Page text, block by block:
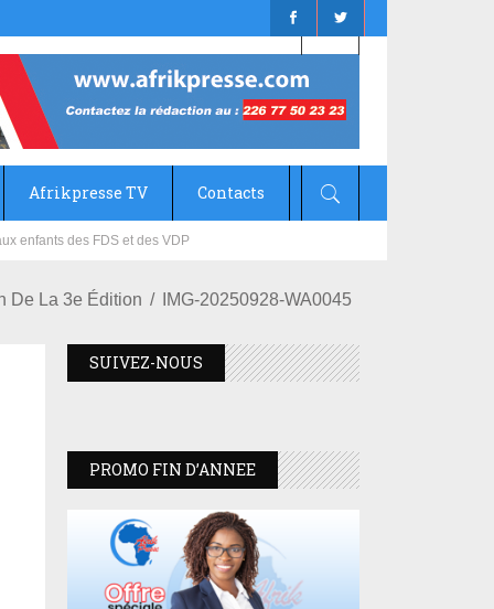
Afrikpresse TV Contacts
De La 3e Édition IMG-20250928-WA0045
SUIVEZ-NOUS
PROMO FIN D’ANNEE